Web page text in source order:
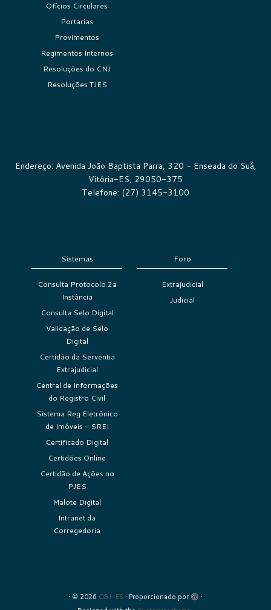
Ofícios Circulares
Portarias
Provimentos
Regimentos Internos
Resoluções do CNJ
Resoluções TJES
Endereço: Avenida João Baptista Parra, 320 - Enseada do Suá,
Vitória-ES, 29050-375
Telefone: (27) 3145-3100
Sistemas
Consulta Protocolo 2a
Instância
Consulta Selo Digital
Validação de Selo
Digital
Certidão da Serventia
Extrajudicial
Central de Informações
do Registro Civil
Sistema Reg Eletrônico
de Imóveis – SREI
Certificado Digital
Certidões Online
Certidão de Ações no
PJES
Malote Digital
Intranet da
Corregedoria
Foro
Extrajudicial
Judicial
· © 2026 CGJ-ES · Proporcionado por
·